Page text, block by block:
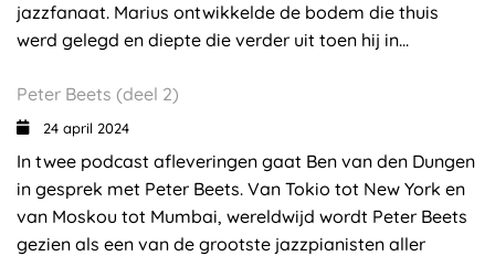
jazzfanaat. Marius ontwikkelde de bodem die thuis
werd gelegd en diepte die verder uit toen hij in...
Peter Beets (deel 2)
24 april 2024
In twee podcast afleveringen gaat Ben van den Dungen
in gesprek met Peter Beets. Van Tokio tot New York en
van Moskou tot Mumbai, wereldwijd wordt Peter Beets
gezien als een van de grootste jazzpianisten aller